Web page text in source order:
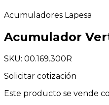
Acumuladores Lapesa
Acumulador
SKU: 00.169.300R
Solicitar cotización
Este producto se vende